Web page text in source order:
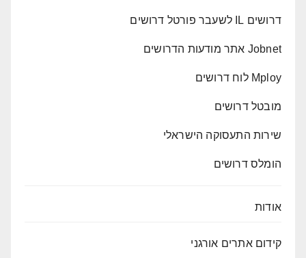
דרושים IL לשעבר פורטל דרושים
Jobnet אתר מודעות הדרושים
Mploy לוח דרושים
מובטל דרושים
שירות התעסוקה הישראלי
הומלס דרושים
אודות
קידום אתרים אורגני